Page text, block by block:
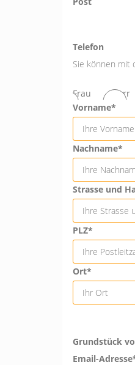
Telefon
Sie können mit
Frau
Herr
Vorname*
Nachname*
Strasse und
PLZ*
Ort*
Grundstück
Email-